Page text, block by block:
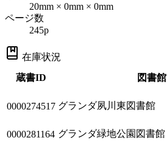
20mm × 0mm × 0mm
ページ数
245p
在庫状況
蔵書ID
図書館
0000274517 グランダ夙川東図書館
0000281164 グランダ緑地公園図書館